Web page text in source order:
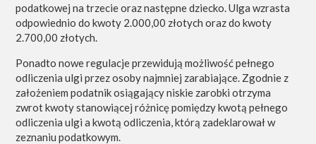
podatkowej na trzecie oraz następne dziecko. Ulga wzrasta
odpowiednio do kwoty 2.000,00 złotych oraz do kwoty
2.700,00 złotych.
Ponadto nowe regulacje przewidują możliwość pełnego
odliczenia ulgi przez osoby najmniej zarabiające. Zgodnie z
założeniem podatnik osiągający niskie zarobki otrzyma
zwrot kwoty stanowiącej różnicę pomiędzy kwotą pełnego
odliczenia ulgi a kwotą odliczenia, którą zadeklarował w
zeznaniu podatkowym.